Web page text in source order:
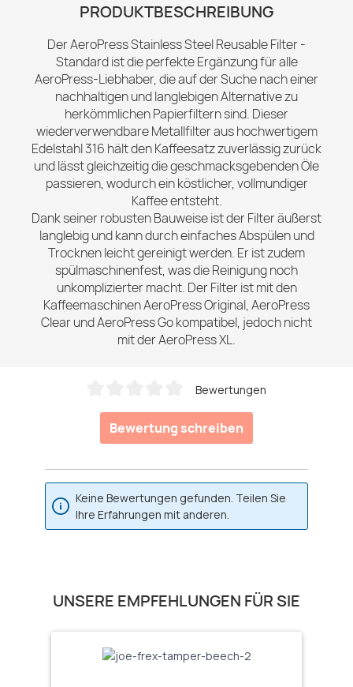
PRODUKTBESCHREIBUNG
Der AeroPress Stainless Steel Reusable Filter -
Standard ist die perfekte Ergänzung für alle
AeroPress-Liebhaber, die auf der Suche nach einer
nachhaltigen und langlebigen Alternative zu
herkömmlichen Papierfiltern sind. Dieser
wiederverwendbare Metallfilter aus hochwertigem
Edelstahl 316 hält den Kaffeesatz zuverlässig zurück
und lässt gleichzeitig die geschmacksgebenden Öle
passieren, wodurch ein köstlicher, vollmundiger
Kaffee entsteht.
Dank seiner robusten Bauweise ist der Filter äußerst
langlebig und kann durch einfaches Abspülen und
Trocknen leicht gereinigt werden. Er ist zudem
spülmaschinenfest, was die Reinigung noch
unkomplizierter macht. Der Filter ist mit den
Kaffeemaschinen AeroPress Original, AeroPress
Clear und AeroPress Go kompatibel, jedoch nicht
mit der AeroPress XL.
Bewertungen
Bewertung schreiben
Keine Bewertungen gefunden. Teilen Sie
Ihre Erfahrungen mit anderen.
Produktgalerie überspringen
UNSERE EMPFEHLUNGEN FÜR SIE